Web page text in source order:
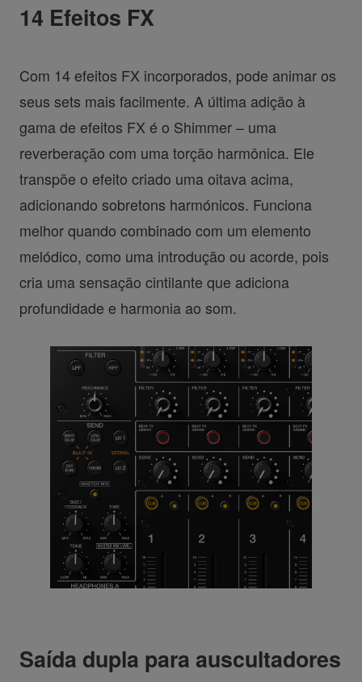
14 Efeitos FX
Com 14 efeitos FX incorporados, pode animar os
seus sets mais facilmente. A última adição à
gama de efeitos FX é o Shimmer – uma
reverberação com uma torção harmônica. Ele
transpõe o efeito criado uma oitava acima,
adicionando sobretons harmónicos. Funciona
melhor quando combinado com um elemento
melódico, como uma introdução ou acorde, pois
cria uma sensação cintilante que adiciona
profundidade e harmonia ao som.
Saída dupla para auscultadores